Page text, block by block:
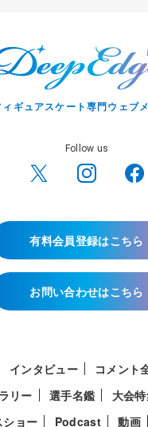
ィギュアスケート専門ウェブ
Follow us
有料会員登録はこちら
お問い合わせはこちら
インタビュー コメント
リー
選手名鑑 大会
ショー
Podcast 動画